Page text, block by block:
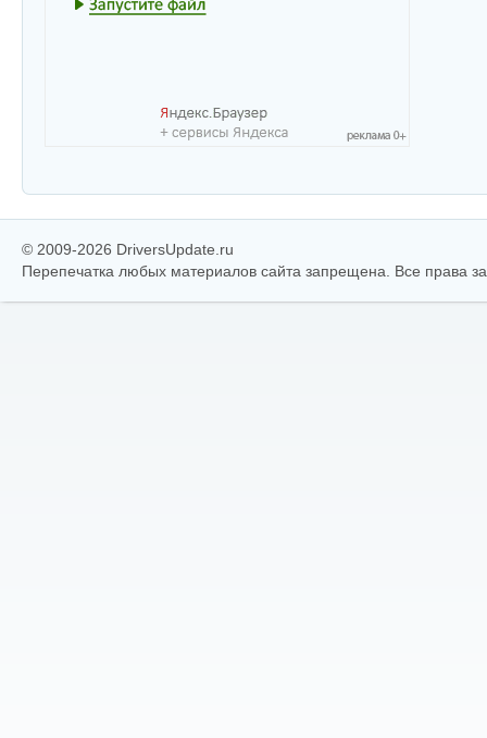
© 2009-2026 DriversUpdate.ru
Перепечатка любых материалов сайта запрещена. Все права